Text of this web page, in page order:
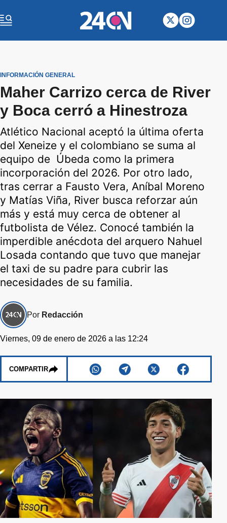
INFORMACIÓN GENERAL
Maher Carrizo cerca de River
y Boca cerró a Hinestroza
Atlético Nacional aceptó la última oferta
del Xeneize y el colombiano se suma al
equipo de Úbeda como la primera
incorporación del 2026. Por otro lado,
tras cerrar a Fausto Vera, Aníbal Moreno
y Matías Viña, River busca reforzar aún
más y está muy cerca de obtener al
futbolista de Vélez. Conocé también la
imperdible anécdota del arquero Nahuel
Losada contando que tuvo que manejar
el taxi de su padre para cubrir las
necesidades de su familia.
Por Redacción
Viernes, 09 de enero de 2026 a las 12:24
COMPARTIR